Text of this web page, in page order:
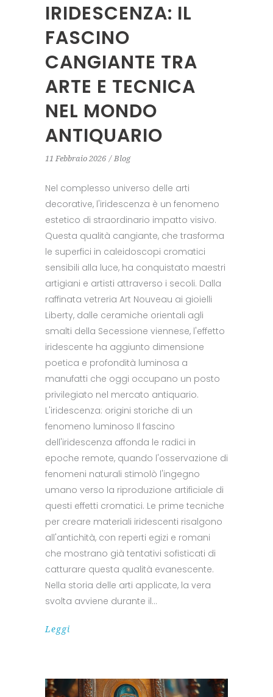
IRIDESCENZA: IL
FASCINO
CANGIANTE TRA
ARTE E TECNICA
NEL MONDO
ANTIQUARIO
11 Febbraio 2026 Blog
Nel complesso universo delle arti
decorative, l'iridescenza è un fenomeno
estetico di straordinario impatto visivo.
Questa qualità cangiante, che trasforma
le superfici in caleidoscopi cromatici
sensibili alla luce, ha conquistato maestri
artigiani e artisti attraverso i secoli. Dalla
raffinata vetreria Art Nouveau ai gioielli
Liberty, dalle ceramiche orientali agli
smalti della Secessione viennese, l'effetto
iridescente ha aggiunto dimensione
poetica e profondità luminosa a
manufatti che oggi occupano un posto
privilegiato nel mercato antiquario.
L'iridescenza: origini storiche di un
fenomeno luminoso Il fascino
dell'iridescenza affonda le radici in
epoche remote, quando l'osservazione di
fenomeni naturali stimolò l'ingegno
umano verso la riproduzione artificiale di
questi effetti cromatici. Le prime tecniche
per creare materiali iridescenti risalgono
all'antichità, con reperti egizi e romani
che mostrano già tentativi sofisticati di
catturare questa qualità evanescente.
Nella storia delle arti applicate, la vera
svolta avviene durante il
Leggi